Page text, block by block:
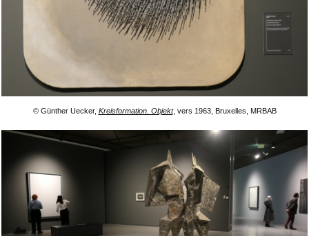
© Günther Uecker, Kreisformation. Objekt, vers 1963, Bruxelles, MRBAB